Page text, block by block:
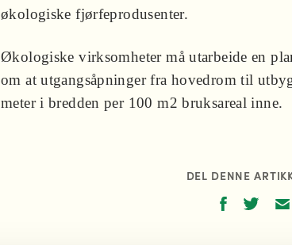
økologiske fjørfeprodusenter.
Økologiske virksomheter må utarbeide en
om at utgangsåpninger fra hovedrom til
meter i bredden per 100 m2 bruksareal inne.
DEL DENNE